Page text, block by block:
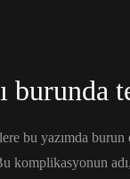
burunda
bu yazımda